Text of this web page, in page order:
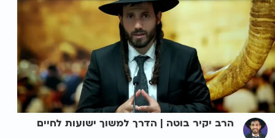
הרב יקיר בוטה | הדרך למשוך ישועות לחיים